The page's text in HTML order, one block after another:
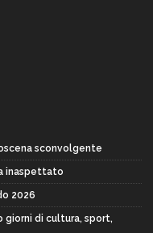
sconvolgente
inaspettato
2026
giorni di cultura, sport,